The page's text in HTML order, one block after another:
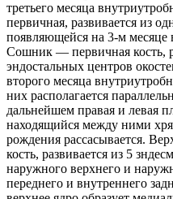
третьего месяца
первичная, развивается из
появляющейся на 3-м месяце
Сошник — первичная кость,
эндостальных центров
второго месяца
них располагается
дальнейшем правая и левая
находящийся между ними
рождения рассасывается.
кость, развивается из 5
наружного верхнего и
переднего и внутреннего